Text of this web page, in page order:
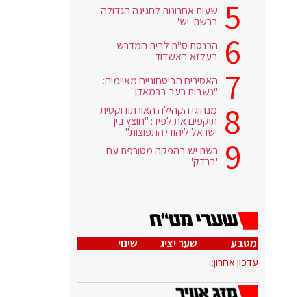
שעות אחרונות לחגיגה הגדולה
ברשת 'יש'
הכנסת ס"ת לבית המדרש
בעלזא באשדוד
האסירים הביטחוניים מאיימים:
"נשבות רעב ברמאדן"
מנהיגי הקהילה האורתודוקסית
תוקפים את לפיד: "חוצץ בין
ישראל ליהודי התפוצות"
רשת יש בהפקה מטורפת עם
'ברדק'
מטבע שער יציג
שינוי
עדכון אחרון: